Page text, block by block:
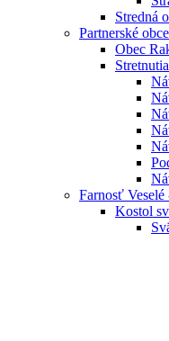
Stredná
Partnerské obce
Obec
Farnosť
Kostol